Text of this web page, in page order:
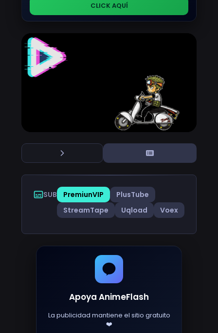
CLICK AQUÍ
SUB PremiunVIP
PlusTube
StreamTape
Uqload Voex
Apoya AnimeFlash
La publicidad mantiene el sitio gratuito
❤️